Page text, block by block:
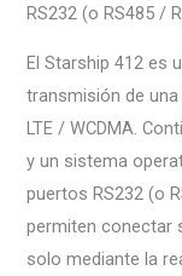
RS232 (o RS485 /
El Starship 412 es
transmisión de
LTE / WCDMA.
y un sistema
puertos RS232 (o
permiten conectar
solo mediante la